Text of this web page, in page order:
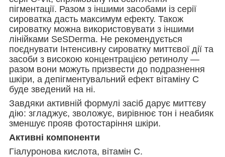
пігментації. Разом з іншими засобами із серії
сироватка дасть максимум ефекту. Також
сироватку можна використовувати з іншими
лінійками SeSDerma. Не рекомендується
поєднувати Інтенсивну сироватку миттєвої дії та
засоби з високою концентрацією ретинолу —
разом вони можуть призвести до подразнення
шкіри, а депігментувальний ефект вітаміну C
буде зведений на ні.
Завдяки активній формулі засіб дарує миттєву
дію: згладжує, зволожує, вирівнює тон і неабияк
зменшує прояв фотостаріння шкіри.
Активні компоненти
Гіалуронова кислота, вітамін С.